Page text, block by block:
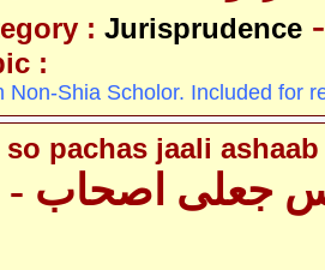
: Jurisprudence
:
Non-Shia Scholor. Included for
so pachas jaali ashaab